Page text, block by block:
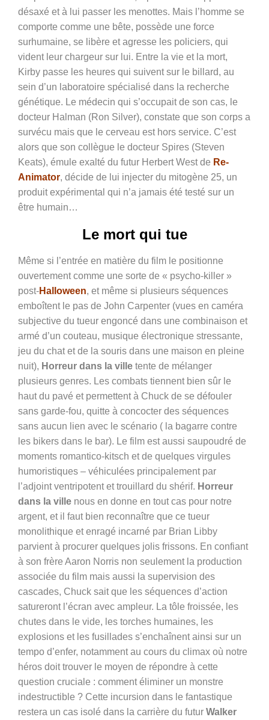
désaxé et à lui passer les menottes. Mais l’homme se
comporte comme une bête, possède une force
surhumaine, se libère et agresse les policiers, qui
vident leur chargeur sur lui. Entre la vie et la mort,
Kirby passe les heures qui suivent sur le billard, au
sein d’un laboratoire spécialisé dans la recherche
génétique. Le médecin qui s’occupait de son cas, le
docteur Halman (Ron Silver), constate que son corps a
survécu mais que le cerveau est hors service. C’est
alors que son collègue le docteur Spires (Steven
Keats), émule exalté du futur Herbert West de Re-
Animator, décide de lui injecter du mitogène 25, un
produit expérimental qui n’a jamais été testé sur un
être humain…
Le mort qui tue
Même si l’entrée en matière du film le positionne
ouvertement comme une sorte de « psycho-killer »
post-Halloween, et même si plusieurs séquences
emboîtent le pas de John Carpenter (vues en caméra
subjective du tueur engoncé dans une combinaison et
armé d’un couteau, musique électronique stressante,
jeu du chat et de la souris dans une maison en pleine
nuit), Horreur dans la ville tente de mélanger
plusieurs genres. Les combats tiennent bien sûr le
haut du pavé et permettent à Chuck de se défouler
sans garde-fou, quitte à concocter des séquences
sans aucun lien avec le scénario ( la bagarre contre
les bikers dans le bar). Le film est aussi saupoudré de
moments romantico-kitsch et de quelques virgules
humoristiques – véhiculées principalement par
l’adjoint ventripotent et trouillard du shérif. Horreur
dans la ville nous en donne en tout cas pour notre
argent, et il faut bien reconnaître que ce tueur
monolithique et enragé incarné par Brian Libby
parvient à procurer quelques jolis frissons. En confiant
à son frère Aaron Norris non seulement la production
associée du film mais aussi la supervision des
cascades, Chuck sait que les séquences d’action
satureront l’écran avec ampleur. La tôle froissée, les
chutes dans le vide, les torches humaines, les
explosions et les fusillades s’enchaînent ainsi sur un
tempo d’enfer, notamment au cours du climax où notre
héros doit trouver le moyen de répondre à cette
question cruciale : comment éliminer un monstre
indestructible ? Cette incursion dans le fantastique
restera un cas isolé dans la carrière du futur Walker